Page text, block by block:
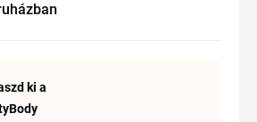
ki a